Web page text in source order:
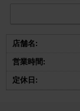
店舗名:
営業時間:
定休日: